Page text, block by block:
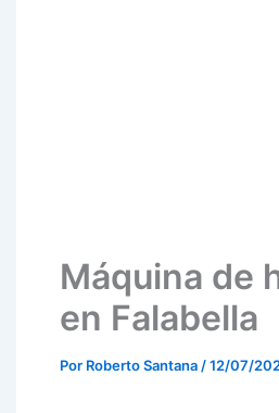
Máquina de
en Falabella
Por Roberto Santana /12/07/